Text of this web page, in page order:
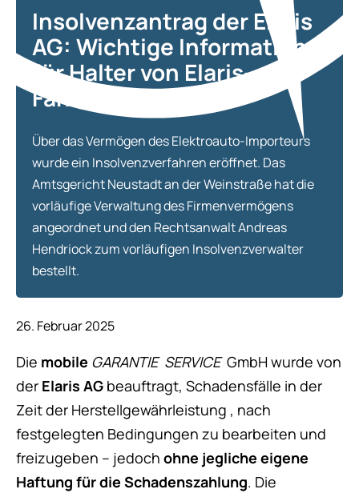
Boot Protection
Yacht Protection
Elektrogeräte
Mobile Device
Insolvenzantrag der Elaris
AG: Wichtige Information
für Halter von Elaris-
Fahrzeugen
Über das Vermögen des Elektroauto-Importeurs
wurde ein Insolvenzverfahren eröffnet. Das
Amtsgericht Neustadt an der Weinstraße hat die
vorläufige Verwaltung des Firmenvermögens
angeordnet und den Rechtsanwalt Andreas
Hendriock zum vorläufigen Insolvenzverwalter
bestellt.
26. Februar 2025
Die mobile GARANTIE SERVICE GmbH wurde von
der Elaris AG beauftragt, Schadensfälle in der
Zeit der Herstellgewährleistung , nach
festgelegten Bedingungen zu bearbeiten und
freizugeben – jedoch ohne jegliche eigene
Haftung für die Schadenszahlung. Die